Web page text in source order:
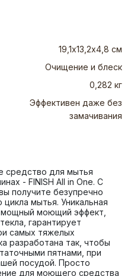
19,1х13,2х4,8 см
Очищение и блеск
0,282 кг
Эффективен даже без
замачивания
средство для мытья
- FINISH All in One. С
получите безупречно
мытья. Уникальная
моющий эффект,
гарантирует
самых тяжелых
разработана так, чтобы
пятнами, при
посудой. Просто
для моющего средства